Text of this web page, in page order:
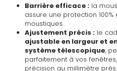
Barrière efficace : la
assure une protection
moustiques.
Ajustement précis : le
ajustable en largeur et
système télescopique,
parfaitement à vos fenêtres,
précision au millimètre près.